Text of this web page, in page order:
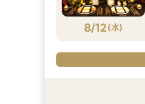
8/12(水)